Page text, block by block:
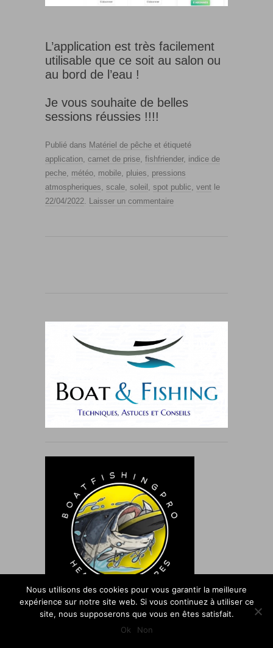
L’application est très facilement
utilisable que ce soit au salon ou
au bord de l’eau !
Je vous souhaite de belles
sessions réussies !!!!
Publié dans Matériel de pêche et étiqueté
application, carnet de prise, fishfriender, indice de
peche, météo, mobile, pluies, pressions
atmospheriques, scale, soleil , spot public, vent le
22/04/2022. Laisser un commentaire
Nous utilisons des cookies pour vous garantir la meilleure
expérience sur notre site web. Si vous continuez à utiliser ce
site, nous supposerons que vous en êtes satisfait.
Ok
Non